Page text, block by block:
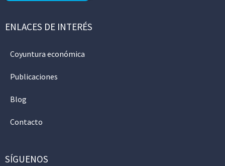
ENLACES DE INTERÉS
Coyuntura económica
Publicaciones
Blog
Contacto
SÍGUENOS